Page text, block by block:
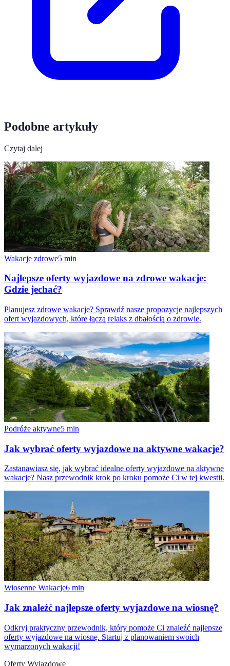
Podobne artykuły
Czytaj dalej
Wakacje zdrowe5 min
Najlepsze oferty wyjazdowe na zdrowe wakacje:
Gdzie jechać?
Planujesz zdrowe wakacje? Sprawdź nasze propozycje najlepszych
ofert wyjazdowych, które łączą relaks z dbałością o zdrowie.
Podróże aktywne5 min
Jak wybrać oferty wyjazdowe na aktywne wakacje?
Zastanawiasz się, jak wybrać idealne oferty wyjazdowe na aktywne
wakacje? Nasz przewodnik krok po kroku pomoże Ci w tej kwestii.
Wiosenne Wakacje6 min
Jak znaleźć najlepsze oferty wyjazdowe na wiosnę?
Odkryj praktyczny przewodnik, który pomoże Ci znaleźć najlepsze
oferty wyjazdowe na wiosnę. Startuj z planowaniem swoich
wymarzonych wakacji!
Oferty Wyjazdowe